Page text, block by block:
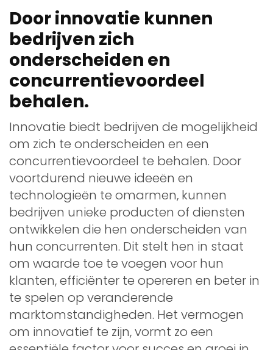
Door innovatie kunnen
bedrijven zich
onderscheiden en
concurrentievoordeel
behalen.
Innovatie biedt bedrijven de mogelijkheid
om zich te onderscheiden en een
concurrentievoordeel te behalen. Door
voortdurend nieuwe ideeën en
technologieën te omarmen, kunnen
bedrijven unieke producten of diensten
ontwikkelen die hen onderscheiden van
hun concurrenten. Dit stelt hen in staat
om waarde toe te voegen voor hun
klanten, efficiënter te opereren en beter in
te spelen op veranderende
marktomstandigheden. Het vermogen
om innovatief te zijn, vormt zo een